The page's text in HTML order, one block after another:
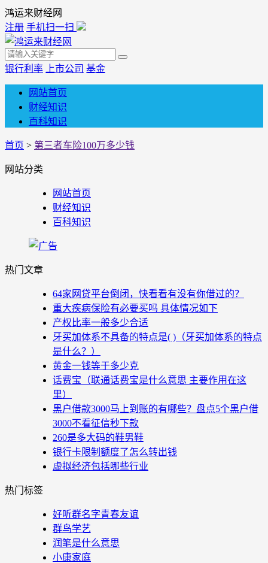
鸿运来财经网
注册 手机扫一扫
银行利率 上市公司 基金
网站首页
财经知识
百科知识
首页 > 第三者车险100万多少钱
网站分类
网站首页
财经知识
百科知识
热门文章
64家网贷平台倒闭，快看看有没有你借过的？
重大疾病保险有必要买吗 具体情况如下
产权比率一般多少合适
牙买加体系不具备的特点是( )（牙买加体系的特点
是什么？）
黄金一钱等于多少克
话费宝（联通话费宝是什么意思 主要作用在这
里）
黑户借款3000马上到账的有哪些？盘点5个黑户借
3000不看征信秒下款
260是多大码的鞋男鞋
银行卡限制额度了怎么转出钱
虚拟经济包括哪些行业
热门标签
好听群名字青春友谊
群鸟学艺
润笔是什么意思
小康家庭